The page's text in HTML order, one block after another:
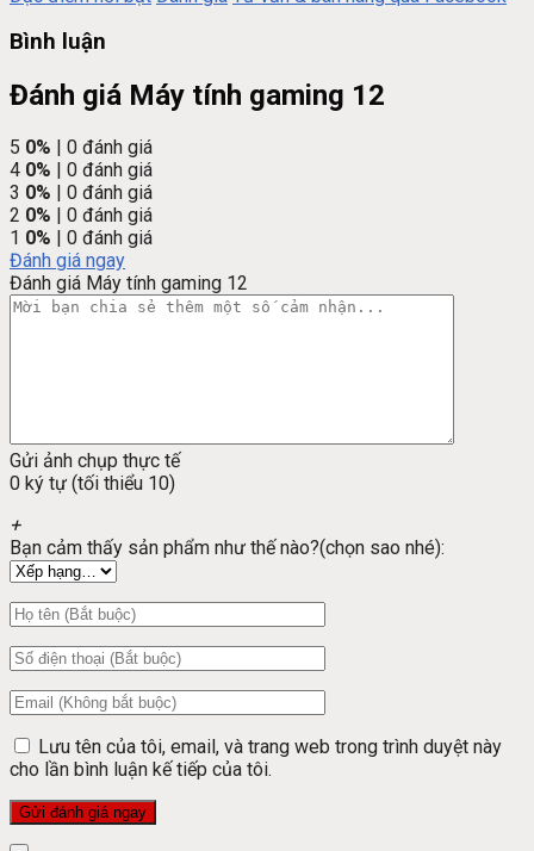
Bình luận
Đánh giá Máy tính gaming 12
5 0% | 0 đánh giá
4 0% | 0 đánh giá
3 0% | 0 đánh giá
2 0% | 0 đánh giá
1 0% | 0 đánh giá
Đánh giá ngay
Đánh giá Máy tính gaming 12
Gửi ảnh chụp thực tế
0 ký tự (tối thiểu 10)
+
Bạn cảm thấy sản phẩm như thế nào?(chọn sao nhé):
Lưu tên của tôi, email, và trang web trong trình duyệt này
cho lần bình luận kế tiếp của tôi.